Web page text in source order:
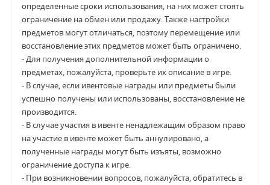
определенные сроки использования, на них может стоять
ограничение на обмен или продажу. Также настройки
предметов могут отличаться, поэтому перемещение или
восстановление этих предметов может быть ограничено.
- Для получения дополнительной информации о
предметах, пожалуйста, проверьте их описание в игре.
- В случае, если ивентовые награды или предметы были
успешно получены или использованы, восстановление не
производится.
- В случае участия в ивенте ненадлежащим образом право
на участие в ивенте может быть аннулировано, а
полученные награды могут быть изъяты, возможно
ограничение доступа к игре.
- При возникновении вопросов, пожалуйста, обратитесь в